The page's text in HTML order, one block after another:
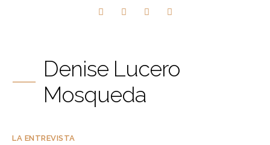
Denise Lucero
Mosqueda
LA ENTREVISTA